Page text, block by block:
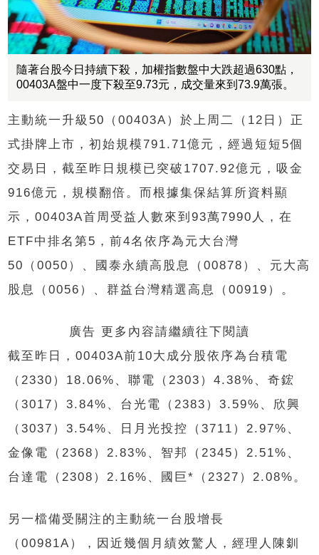
隨著台股今日持續下殺，加權指數盤中大跌超過630點，
00403A盤中一度下殺至9.73元，成交量來到73.9萬張。
主動統一升級50（00403A）於上周二（12日）正
式掛牌上市，初始規模791.71億元，經過短短5個
交易日，截至昨日規模已突破1707.92億元，吸金
916億元，規模翻倍。而根據集保結算所資料顯
示，00403A首周受益人數來到93萬7990人，在
ETF中排名第5，前4名依序為元大台灣
50（0050）、國泰永續高股息（00878）、元大高
股息（0056）、群益台灣精選高息（00919）。
廣告 更多內容請繼續往下閱讀
截至昨日，00403A前10大成分股依序為台積電
（2330）18.06%、聯電（2303）4.38%、奇鋐
（3017）3.84%、台光電（2383）3.59%、欣興
（3037）3.54%、日月光投控（3711）2.97%、
金像電（2368）2.83%、智邦（2345）2.51%、
台達電（2308）2.16%、國巨*（2327）2.08%。
另一檔備受關注的主動統一台股增長
（00981A），因近幾個月績效驚人，經理人陳釧